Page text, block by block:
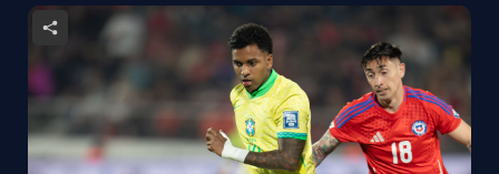
Libertadores
Copa do Brasil
Seleção Brasileira
Futebol Internacional
Campeonato Carioca
+